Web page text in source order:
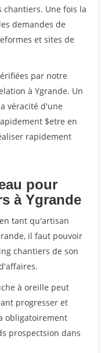
chantiers. Une fois la
demandes de
et sites de
par notre
à Ygrande. Un
véracité d'une
$etre en
rapidement
pour
à Ygrande
tant qu'artisan
il faut pouvoir
chantiers de son
à oreille peut
progresser et
obligatoirement
prospectsion dans